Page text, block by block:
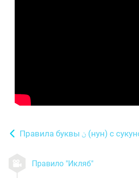
Правила буквы (нун) с
Правило "Икляб"